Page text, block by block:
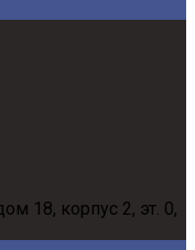
18, корпус 2, эт. 0,